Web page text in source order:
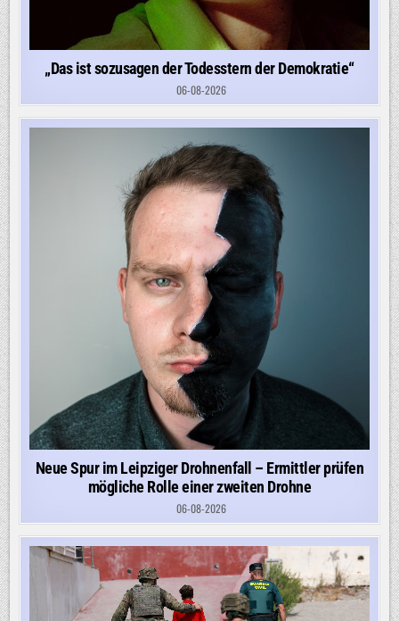
„Das ist sozusagen der Todesstern der Demokratie“
06-08-2026
Neue Spur im Leipziger Drohnenfall – Ermittler prüfen
mögliche Rolle einer zweiten Drohne
06-08-2026